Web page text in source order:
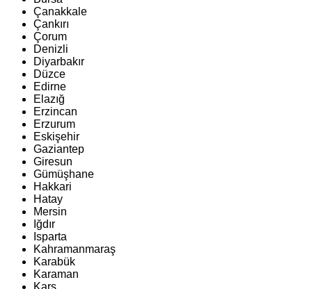
Çanakkale
Çankırı
Çorum
Denizli
Diyarbakır
Düzce
Edirne
Elazığ
Erzincan
Erzurum
Eskişehir
Gaziantep
Giresun
Gümüşhane
Hakkari
Hatay
Mersin
Iğdır
Isparta
Kahramanmaraş
Karabük
Karaman
Kars